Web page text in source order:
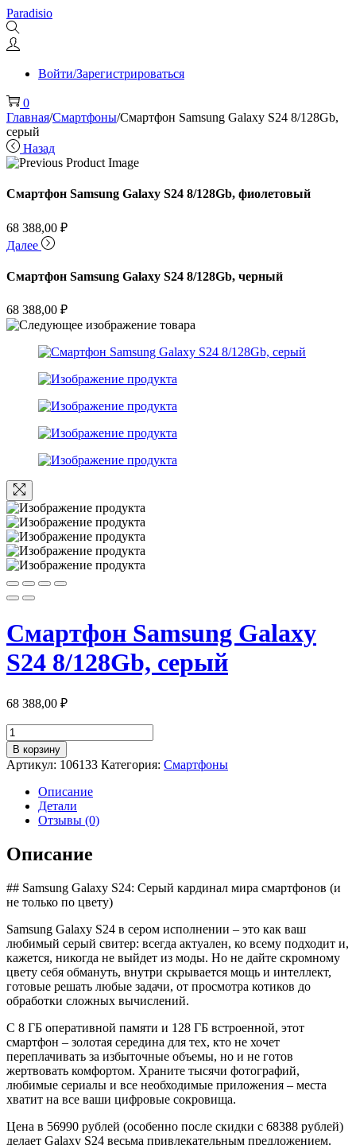
Перейти
к
навигации
Перейти
к
содержимому
Paradisio
Войти/Зарегистрироваться
0
Главная/Смартфоны/Смартфон Samsung Galaxy S24 8/128Gb,
серый
Назад
Смартфон Samsung Galaxy S24 8/128Gb, фиолетовый
68 388,00 ₽
Далее
Смартфон Samsung Galaxy S24 8/128Gb, черный
68 388,00 ₽
Смартфон Samsung Galaxy
S24 8/128Gb, серый
68 388,00 ₽
Количество
товара
Смартфон
Samsung
Galaxy
8/128Gb,
серый
В корзину
Артикул: 106133 Категория: Смартфоны
Описание
Детали
Отзывы (0)
Описание
## Samsung Galaxy S24: Серый кардинал мира смартфонов (и
не только по цвету)
Samsung Galaxy S24 в сером исполнении – это как ваш
любимый серый свитер: всегда актуален, ко всему подходит и,
кажется, никогда не выйдет из моды. Но не дайте скромному
цвету себя обмануть, внутри скрывается мощь и интеллект,
готовые решать любые задачи, от просмотра котиков до
обработки сложных вычислений.
С 8 ГБ оперативной памяти и 128 ГБ встроенной, этот
смартфон – золотая середина для тех, кто не хочет
переплачивать за избыточные объемы, но и не готов
жертвовать комфортом. Храните тысячи фотографий,
любимые сериалы и все необходимые приложения – места
хватит на все ваши цифровые сокровища.
Цена в 56990 рублей (особенно после скидки с 68388 рублей)
делает Galaxy S24 весьма привлекательным предложением.